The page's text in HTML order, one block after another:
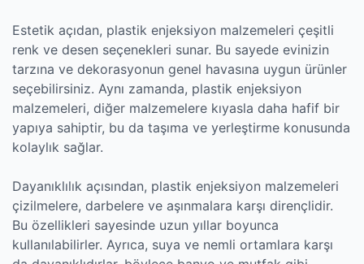
Estetik açıdan, plastik enjeksiyon malzemeleri çeşitli
renk ve desen seçenekleri sunar. Bu sayede evinizin
tarzına ve dekorasyonun genel havasına uygun ürünler
seçebilirsiniz. Aynı zamanda, plastik enjeksiyon
malzemeleri, diğer malzemelere kıyasla daha hafif bir
yapıya sahiptir, bu da taşıma ve yerleştirme konusunda
kolaylık sağlar.
Dayanıklılık açısından, plastik enjeksiyon malzemeleri
çizilmelere, darbelere ve aşınmalara karşı dirençlidir.
Bu özellikleri sayesinde uzun yıllar boyunca
kullanılabilirler. Ayrıca, suya ve nemli ortamlara karşı